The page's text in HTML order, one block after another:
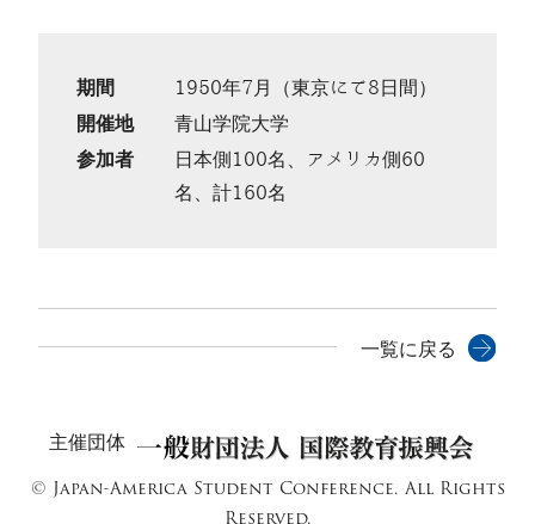
期間
1950年7月（東京にて8日間）
開催地
青山学院大学
参加者
日本側100名、アメリカ側60
名、計160名
一覧に戻る
主催団体
© Japan-America Student Conference. All Rights
Reserved.